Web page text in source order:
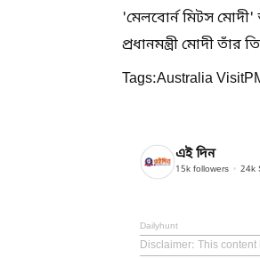
'মেলবোর্ন মিটস
প্রধানমন্ত্রী মোদী
Tags:Australia
এই দিন
15k followers 24k
Dailyhunt
Disclaimer: This